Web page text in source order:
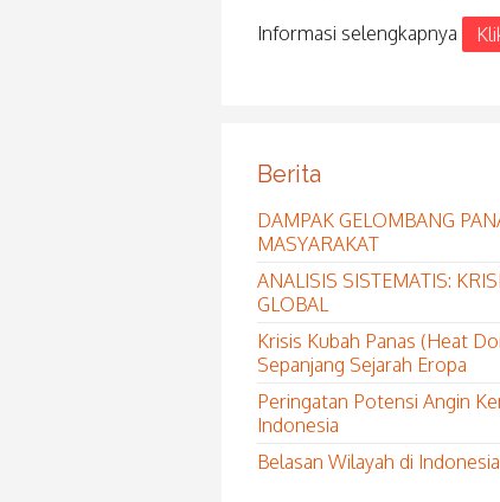
Informasi selengkapnya
Berita
DAMPAK GELOMBANG
MASYARAKAT
ANALISIS SISTEMATIS:
GLOBAL
Krisis Kubah Panas (Heat
Sepanjang Sejarah Eropa
Peringatan Potensi Angin
Indonesia
Belasan Wilayah di